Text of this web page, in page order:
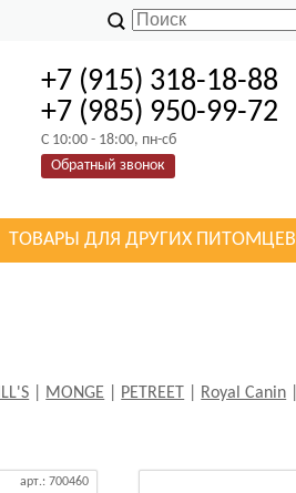
+7 (915) 318-18-88
+7 (985) 950-99-72
C 10:00 - 18:00, пн-сб
Обратный звонок
ТОВАРЫ ДЛЯ ДРУГИХ ПИТОМЦЕВ
MONGE PETREET Royal Canin
арт.: 700460